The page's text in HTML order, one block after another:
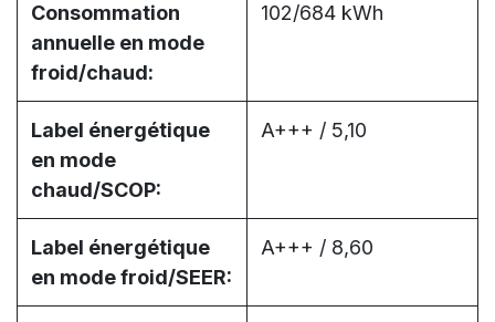
Consommation
annuelle en mode
froid/chaud:
102/684 kWh
Label énergétique
en mode
chaud/SCOP:
A+++ / 5,10
Label énergétique
en mode froid/SEER:
A+++ / 8,60